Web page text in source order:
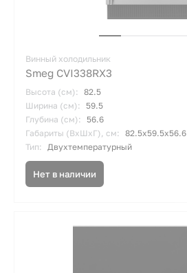
Винный холодильник
Smeg CVI338RX3
Высота (см): 82.5
Ширина (см):
59.5
Глубина (см):
56.6
Габариты (ВхШхГ), см: 82.5х59.5х56.6
Тип: Двухтемпературный
Нет в наличии